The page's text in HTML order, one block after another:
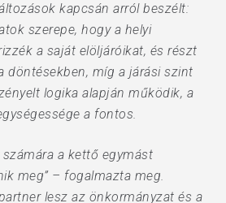
kapcsán arról beszélt:
szerepe, hogy a helyi
a saját elöljáróikat, és részt
döntésekben, míg a járási szint
logika alapján működik, a
a fontos.
számára a kettő egymást
meg” – fogalmazta meg.
lesz az önkormányzat és a